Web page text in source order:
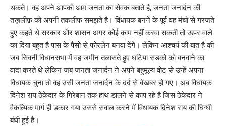
थकते। वह अपने आपको आम जनता का सेवक बताते है, जनता जनार्दन की
तख़लीफ़ को अपनी तकलीफ समझते है। विधायक बनने के पूर्व वह मंचो से गरजते
हुए कहते थे सरकार और शासन अगर कोई काम नहीं करवा सकती तो ऊपर वाले
का दिया बहुत है पास के पैसो से फोरलेन बनवा देंगे। लेकिन आश्चर्य की बात है की
जब सिवनी विधानसभा में वह जमीन तलासते हुए घटिया सडको को बनवाने का
वादा करते थे लेकिन जब जनता जनार्दन ने अपने बहुमूल्य वोट से उन्हें अपना
विधायक चुना तो वह उसी जनता जनार्दन के दर्द से बेखबर हो गए। अब विधायक
दिनेश राय ठेकेदार के गिरेबान तक हाथ डालने से कांप रहे है जिस ठेकेदार ने
वैकल्पिक मार्ग ही डकार गया उससे सवाल करने में विधायक दिनेश राय की घिग्घी
बंधी हुई है।